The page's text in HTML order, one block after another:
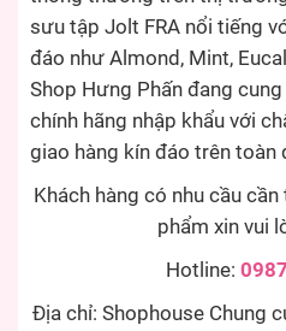
sưu tập Jolt FRA nổi tiếng
đáo như Almond, Mint,
Shop Hưng Phấn đang
chính hãng nhập khẩu với
giao hàng kín đáo trên toàn
Khách hàng có nhu cầu
phẩm xin vui
Hotline:
Địa chỉ: Shophouse Chung